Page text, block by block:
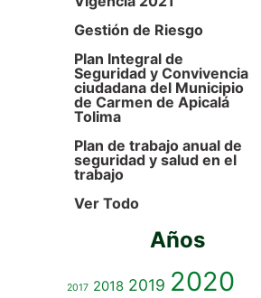
Gestión de Riesgo
Plan Integral de
Seguridad y Convivencia
ciudadana del Municipio
de Carmen de Apicalá
Tolima
Plan de trabajo anual de
seguridad y salud en el
trabajo
Ver Todo
Años
2017 2018 2019 2020